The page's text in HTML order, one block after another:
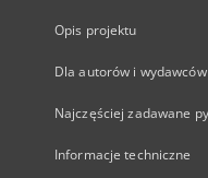
Opis projektu
Dla autorów i wydawców
Najczęściej zadawane
Informacje techniczne